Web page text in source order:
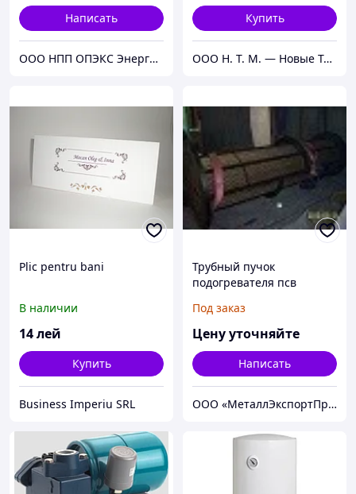
Написать
ООО НПП ОПЭКС Энергосистемы
Купить
ООО Н. Т. М. — Новые Технологии Модернизации
Plic pentru bani
В наличии
14лей
Купить
Business Imperiu SRL
Трубный пучок
подогревателя псв
Под заказ
Цену уточняйте
Написать
ООО «МеталлЭкспортПром»